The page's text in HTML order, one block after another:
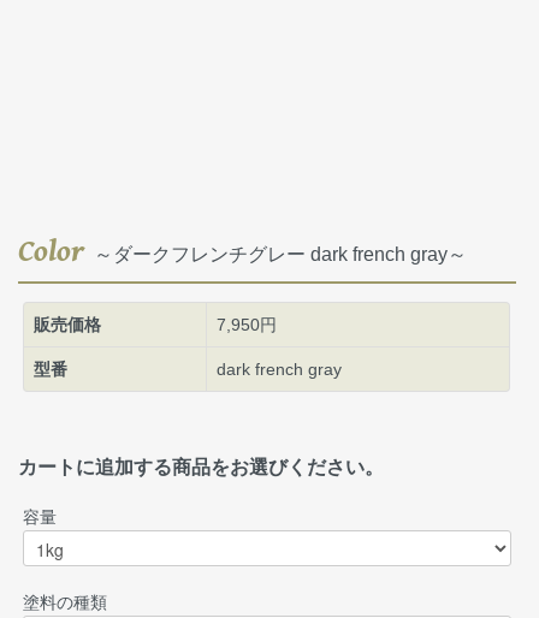
Color～ダークフレンチグレー dark french gray～
販売価格 7,950円
型番 dark french gray
カートに追加する商品をお選びください。
容量
塗料の種類